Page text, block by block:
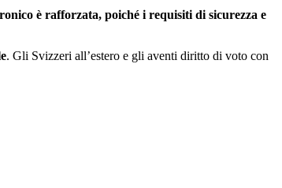
è rafforzata, poiché i requisiti di sicurezza e
. Gli Svizzeri all’estero e gli aventi diritto di voto con